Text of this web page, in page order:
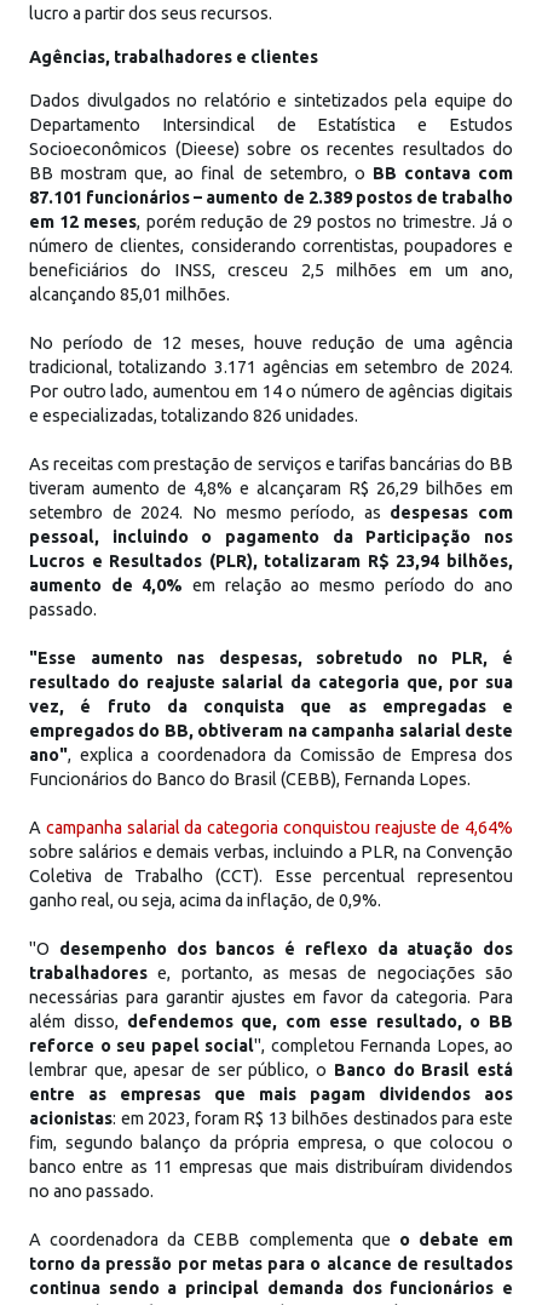
lucro a partir dos seus recursos.
Agências, trabalhadores e clientes
Dados divulgados no relatório e sintetizados pela equipe do
Departamento Intersindical de Estatística e Estudos
Socioeconômicos (Dieese) sobre os recentes resultados do
BB mostram que, ao final de setembro, o BB contava com
87.101 funcionários – aumento de 2.389 postos de trabalho
em 12 meses, porém redução de 29 postos no trimestre. Já o
número de clientes, considerando correntistas, poupadores e
beneficiários do INSS, cresceu 2,5 milhões em um ano,
alcançando 85,01 milhões.
No período de 12 meses, houve redução de uma agência
tradicional, totalizando 3.171 agências em setembro de 2024.
Por outro lado, aumentou em 14 o número de agências digitais
e especializadas, totalizando 826 unidades.
As receitas com prestação de serviços e tarifas bancárias do BB
tiveram aumento de 4,8% e alcançaram R$ 26,29 bilhões em
setembro de 2024. No mesmo período, as despesas com
pessoal, incluindo o pagamento da Participação nos
Lucros e Resultados (PLR), totalizaram R$ 23,94 bilhões,
aumento de 4,0% em relação ao mesmo período do ano
passado.
"Esse aumento nas despesas, sobretudo no PLR, é
resultado do reajuste salarial da categoria que, por sua
vez, é fruto da conquista que as empregadas e
empregados do BB, obtiveram na campanha salarial deste
ano", explica a coordenadora da Comissão de Empresa dos
Funcionários do Banco do Brasil (CEBB), Fernanda Lopes.
A campanha salarial da categoria conquistou reajuste de 4,64%
sobre salários e demais verbas, incluindo a PLR, na Convenção
Coletiva de Trabalho (CCT). Esse percentual representou
ganho real, ou seja, acima da inflação, de 0,9%.
"O desempenho dos bancos é reflexo da atuação dos
trabalhadores e, portanto, as mesas de negociações são
necessárias para garantir ajustes em favor da categoria. Para
além disso, defendemos que, com esse resultado, o BB
reforce o seu papel social", completou Fernanda Lopes, ao
lembrar que, apesar de ser público, o Banco do Brasil está
entre as empresas que mais pagam dividendos aos
acionistas: em 2023, foram R$ 13 bilhões destinados para este
fim, segundo balanço da própria empresa, o que colocou o
banco entre as 11 empresas que mais distribuíram dividendos
no ano passado.
A coordenadora da CEBB complementa que o debate em
torno da pressão por metas para o alcance de resultados
continua sendo a principal demanda dos funcionários e